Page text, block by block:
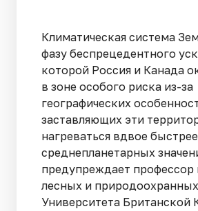
Климатическая система
фазу беспрецедентного
которой Россия и Канада
в зоне особого риска из-за
географических
заставляющих эти
нагреваться вдвое быстрее
среднепланетарных
предупреждает
лесных и
Университета Британской